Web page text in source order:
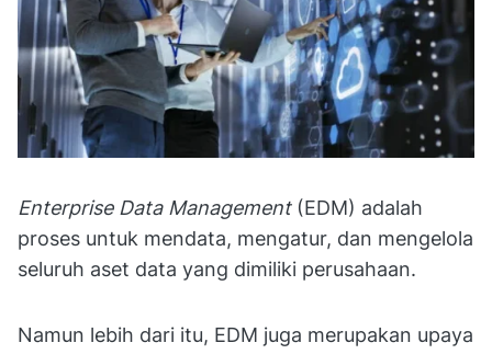
Enterprise Data Management(EDM) adalah
proses untuk mendata, mengatur, dan mengelola
seluruh aset data yang dimiliki perusahaan.
Namun lebih dari itu, EDM juga merupakan upaya